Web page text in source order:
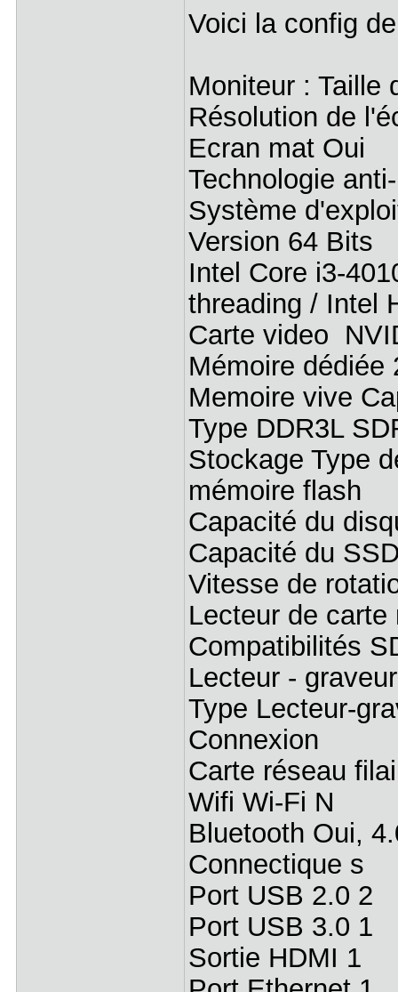
Voici la config
Moniteur : Taille
Résolution de
Ecran mat Oui
Technologie
Système
Version 64 Bits
Intel Core i3-
threading / Intel
Carte video
Mémoire dédiée
Memoire vive
Type DDR3L
Stockage Type
mémoire flash
Capacité du
Capacité du
Vitesse de
Lecteur de carte
Compatibilités
Lecteur -
Type Lecteur-
Connexion
Carte réseau
Wifi Wi-Fi N
Bluetooth Oui,
Connectique s
Port USB 2.0 2
Port USB 3.0 1
Sortie HDMI 1